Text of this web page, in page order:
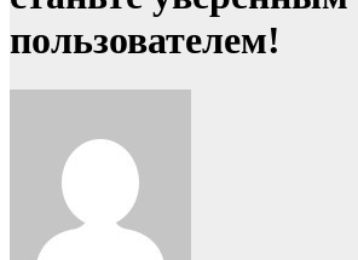
пользователем!